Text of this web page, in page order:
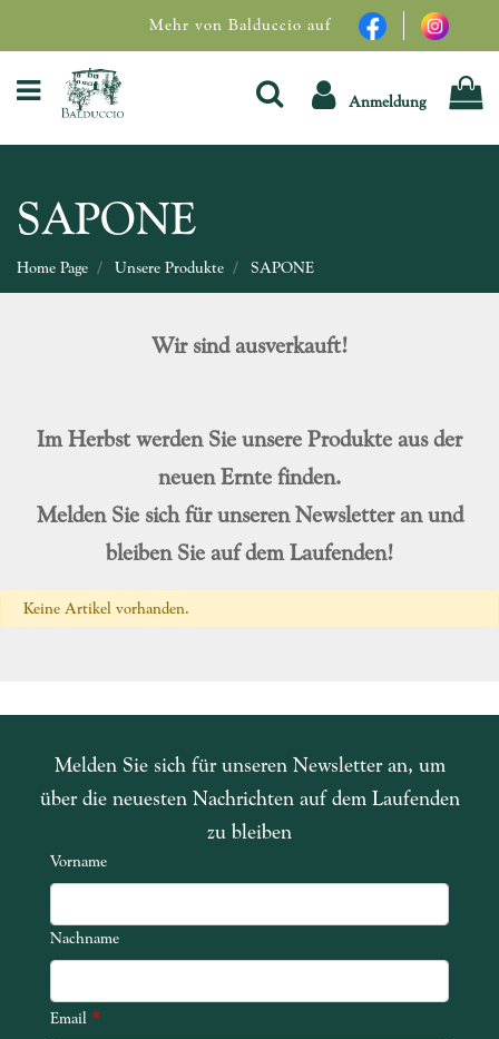
Mehr von Balduccio auf
Open menu Anmeldung
SAPONE
Home Page Unsere Produkte SAPONE
Wir sind ausverkauft!
Im Herbst werden Sie unsere Produkte aus der
neuen Ernte finden.
Melden Sie sich für unseren Newsletter an und
bleiben Sie auf dem Laufenden!
Keine Artikel vorhanden.
Melden Sie sich für unseren Newsletter an, um
über die neuesten Nachrichten auf dem Laufenden
zu bleiben
Vorname
Nachname
Email *